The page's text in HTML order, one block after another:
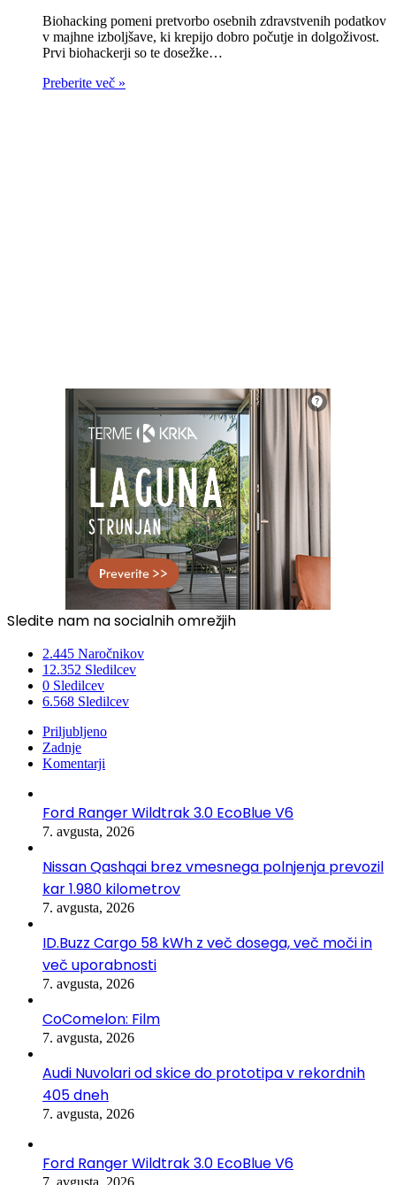
Biohacking pomeni pretvorbo osebnih zdravstvenih podatkov
v majhne izboljšave, ki krepijo dobro počutje in dolgoživost.
Prvi biohackerji so te dosežke…
Preberite več »
Sledite nam na socialnih omrežjih
2.445 Naročnikov
12.352 Sledilcev
0 Sledilcev
6.568 Sledilcev
Priljubljeno
Zadnje
Komentarji
Ford Ranger Wildtrak 3.0 EcoBlue V6
7. avgusta, 2026
Nissan Qashqai brez vmesnega polnjenja prevozil
kar 1.980 kilometrov
7. avgusta, 2026
ID.Buzz Cargo 58 kWh z več dosega, več moči in
več uporabnosti
7. avgusta, 2026
CoComelon: Film
7. avgusta, 2026
Audi Nuvolari od skice do prototipa v rekordnih
405 dneh
7. avgusta, 2026
Ford Ranger Wildtrak 3.0 EcoBlue V6
7. avgusta, 2026